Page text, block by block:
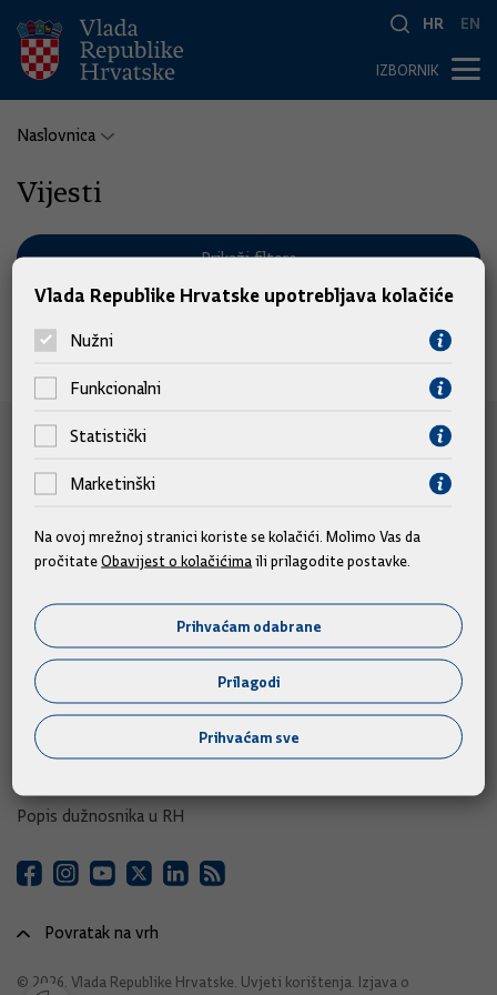
HR EN
IZBORNIK
Naslovnica
Vijesti
Prikaži filtere
Nema pronađenih vijesti.
e-Građani
e-Građani
e-Savjetovanja
Portal otvorenih podataka RH
Izvozni portal
Adresar
Središnji katalog službenih dokumenata RH
Adresar tijela javne vlasti
Popis dužnosnika u RH
Povratak na vrh
© 2026. Vlada Republike Hrvatske. Uvjeti korištenja Izjava o
Vlada Republike Hrvatske upotrebljava kolačiće
Nužni
Funkcionalni
Statistički
Marketinški
Na ovoj mrežnoj stranici koriste se kolačići. Molimo Vas da
pročitateObavijest o kolačićima ili prilagodite postavke.
Prihvaćam odabrane
Prilagodi
Prihvaćam sve